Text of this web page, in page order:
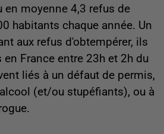
en moyenne 4,3 refus de
habitants chaque année. Un
aux refus d'obtempérer, ils
France entre 23h et 2h du
liés à un défaut de permis,
(et/ou stupéfiants), ou à